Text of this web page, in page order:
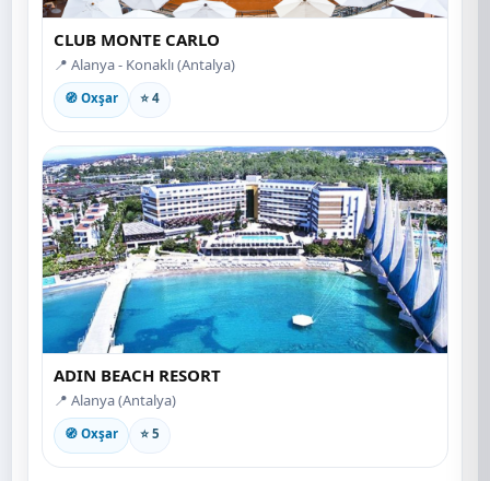
CLUB MONTE CARLO
📍 Alanya - Konaklı (Antalya)
🧭 Oxşar ⭐ 4
ADIN BEACH RESORT
📍 Alanya (Antalya)
🧭 Oxşar ⭐ 5